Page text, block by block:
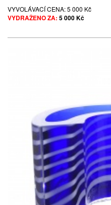
VYVOLÁVACÍ CENA:5 000 Kč
VYDRAŽENO ZA: 5 000 Kč